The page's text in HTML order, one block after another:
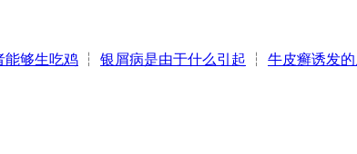
能够生吃鸡 ┆ 银屑病是由于什么引起 ┆ 牛皮癣诱发